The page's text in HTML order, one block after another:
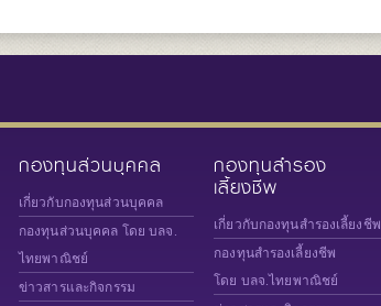
กองทุนส่วนบุคคล
เกี่ยวกับกองทุนส่วนบุคคล
กองทุนส่วนบุคคล โดย บลจ.
ไทยพาณิชย์
ข่าวสารและกิจกรรม
กองทุนสำรอง
เลี้ยงชีพ
เกี่ยวกับกองทุนสำรองเลี้ยงชีพ
กองทุนสำรองเลี้ยงชีพ
โดย บลจ.ไทยพาณิชย์